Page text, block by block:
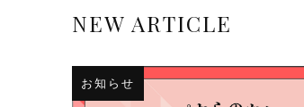
NEW ARTICLE
お知らせ